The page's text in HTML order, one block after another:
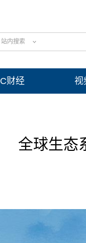
站内搜索
C财经 视
全球生态